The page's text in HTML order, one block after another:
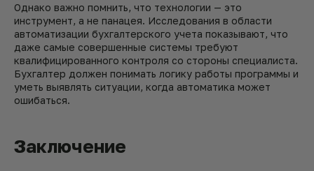
Однако важно помнить, что технологии — это
инструмент, а не панацея. Исследования в области
автоматизации бухгалтерского учета показывают, что
даже самые совершенные системы требуют
квалифицированного контроля со стороны специалиста.
Бухгалтер должен понимать логику работы программы и
уметь выявлять ситуации, когда автоматика может
ошибаться.
Заключение